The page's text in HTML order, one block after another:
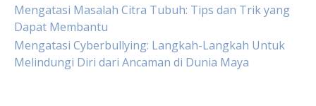
Mengatasi Masalah Citra Tubuh: Tips dan Trik yang
Dapat Membantu
Mengatasi Cyberbullying: Langkah-Langkah Untuk
Melindungi Diri dari Ancaman di Dunia Maya